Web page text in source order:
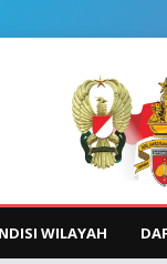
WILAYAH